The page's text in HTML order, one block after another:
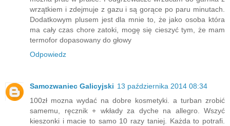
wrzątkiem i zdejmuje z gazu i są gorące po paru minutach.
Dodatkowym plusem jest dla mnie to, że jako osoba która
ma cały czas chore zatoki, mogę się cieszyć tym, że mam
termofor dopasowany do głowy
Odpowiedz
Samozwaniec Galicyjski 13 października 2014 08:34
100zł mozna wydać na dobre kosmetyki. a turban zrobić
samemu, ręcznik + wkłady za dyche na allegro. Wszyć
kieszonki i macie to samo 10 razy taniej. Każda to potrafi.